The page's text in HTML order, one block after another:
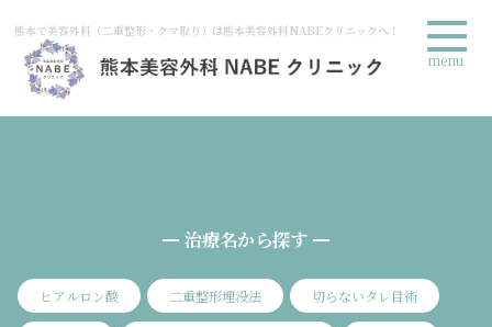
熊本で美容外科（二重整形・クマ取り）は熊本美容外科NABEクリニックへ！
治療名から探す
ヒアルロン酸 二重整形埋没法 切らないタレ目術
menu